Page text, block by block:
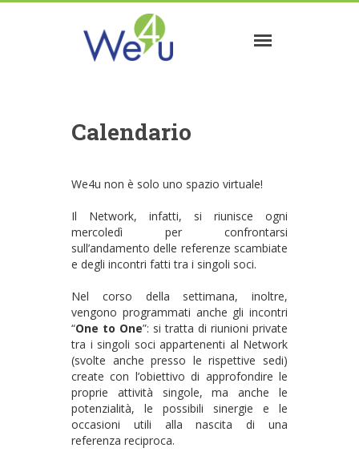
Calendario
We4u non è solo uno spazio virtuale!
Il Network, infatti, si riunisce ogni
mercoledì per confrontarsi
sull’andamento delle referenze scambiate
e degli incontri fatti tra i singoli soci.
Nel corso della settimana, inoltre,
vengono programmati anche gli incontri
“One to One”: si tratta di riunioni private
tra i singoli soci appartenenti al Network
(svolte anche presso le rispettive sedi)
create con l’obiettivo di approfondire le
proprie attività singole, ma anche le
potenzialità, le possibili sinergie e le
occasioni utili alla nascita di una
referenza reciproca.